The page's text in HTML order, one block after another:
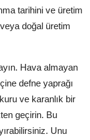
tarihini ve üretim
doğal üretim
Hava almayan
defne yaprağı
ve karanlık bir
geçirin. Bu
Unu